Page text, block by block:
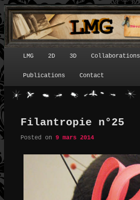
Menu principal
LMG 2D 3D Collaborations
Publications Contact
Filantropie n°25
Posted on 9 mars 2014